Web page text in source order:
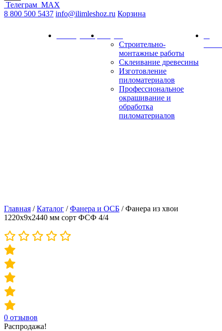
Телеграм MAX
8 800 500 5437 info@ilimleshoz.ru Корзина
Калькулятор
Строительно-
монтажные работы
Склеивание древесины
Изготовление
пиломатериалов
Профессиональное
окрашивание и
обработка
пиломатериалов
Главная /Каталог /Фанера и ОСБ /Фанера из хвои
1220х9х2440 мм сорт ФСФ 4/4
0 отзывов
Распродажа!